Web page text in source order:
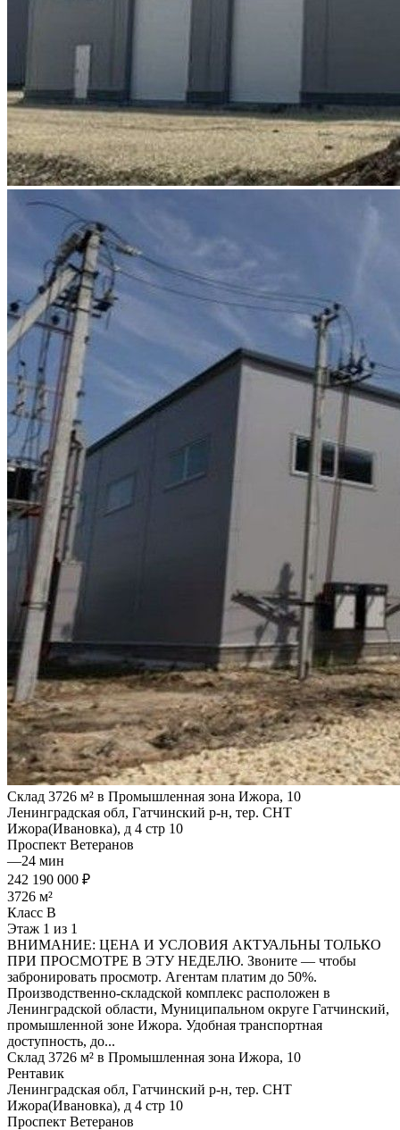
Склад 3726 м² в Промышленная зона Ижора, 10
Ленинградская обл, Гатчинский р-н, тер. СНТ
Ижора(Ивановка), д 4 стр 10
Проспект Ветеранов
—24 мин
242 190 000 ₽
3726 м²
Класс B
Этаж 1 из 1
ВНИМАНИЕ: ЦЕНА И УСЛОВИЯ АКТУАЛЬНЫ ТОЛЬКО
ПРИ ПРОСМОТРЕ В ЭТУ НЕДЕЛЮ. Звоните — чтобы
забронировать просмотр. Агентам платим до 50%.
Производственно-складской комплекс расположен в
Ленинградской области, Муниципaльном окpуге Гaтчинский,
прoмышлeнной зoне Ижopa. Удобная транспортная
доступность, до...
Склад 3726 м² в Промышленная зона Ижора, 10
Рентавик
Ленинградская обл, Гатчинский р-н, тер. СНТ
Ижора(Ивановка), д 4 стр 10
Проспект Ветеранов